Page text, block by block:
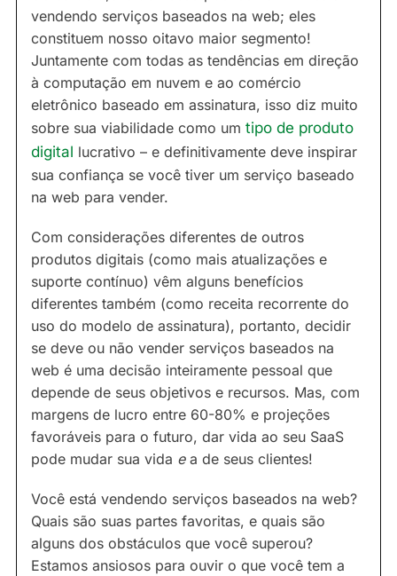
vendendo serviços baseados na web; eles
constituem nosso oitavo maior segmento!
Juntamente com todas as tendências em direção
à computação em nuvem e ao comércio
eletrônico baseado em assinatura, isso diz muito
sobre sua viabilidade como um tipo de produto
digital lucrativo – e definitivamente deve inspirar
sua confiança se você tiver um serviço baseado
na web para vender.
Com considerações diferentes de outros
produtos digitais (como mais atualizações e
suporte contínuo) vêm alguns benefícios
diferentes também (como receita recorrente do
uso do modelo de assinatura), portanto, decidir
se deve ou não vender serviços baseados na
web é uma decisão inteiramente pessoal que
depende de seus objetivos e recursos. Mas, com
margens de lucro entre 60-80% e projeções
favoráveis para o futuro, dar vida ao seu SaaS
pode mudar sua vida ea de seus clientes!
Você está vendendo serviços baseados na web?
Quais são suas partes favoritas, e quais são
alguns dos obstáculos que você superou?
Estamos ansiosos para ouvir o que você tem a